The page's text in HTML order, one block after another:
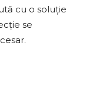
cu o soluție
se